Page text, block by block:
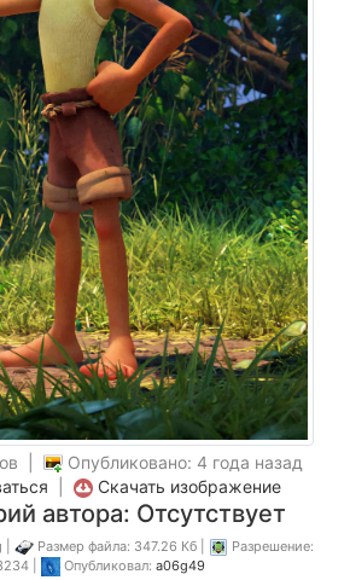
|
Опубликовано: 4 года назад
Скачать изображение
автора: Отсутствует
Размер файла: 347.26 Кб |
Разрешение:
|
Опубликовал: a06g49